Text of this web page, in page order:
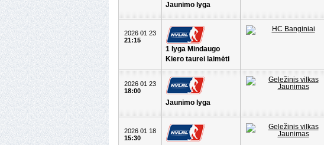
Jaunimo lyga
2026 01 23
21:15
1 lyga Mindaugo
Kiero taurei laimėti
2026 01 23
18:00
Jaunimo lyga
2026 01 18
15:30